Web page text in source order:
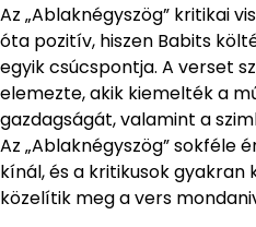
Az „Ablaknégyszög” kritikai
óta pozitív, hiszen Babits
egyik csúcspontja. A verset
elemezte, akik kiemelték a
gazdagságát, valamint a
Az „Ablaknégyszög” sokféle
kínál, és a kritikusok
közelítik meg a vers